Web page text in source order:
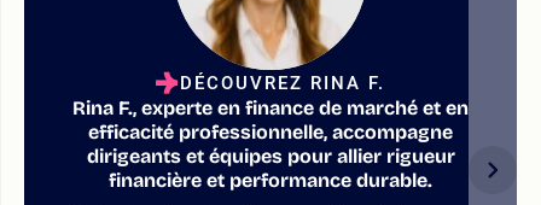
DÉCOUVREZ RINA F.
Rina F., experte en finance de marché et en
efficacité professionnelle, accompagne
dirigeants et équipes pour allier rigueur
financière et performance durable.